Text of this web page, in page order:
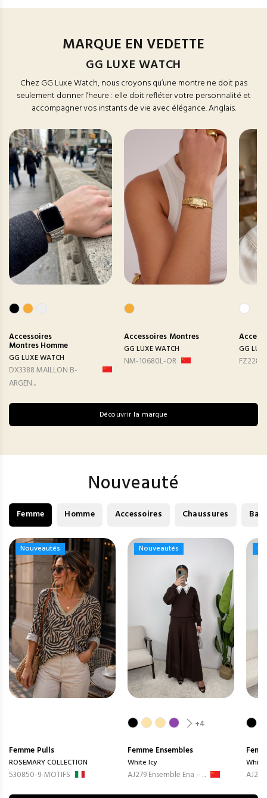
MARQUE EN VEDETTE
GG LUXE WATCH
Chez GG Luxe Watch, nous croyons qu’une montre ne doit pas
seulement donner l’heure : elle doit refléter votre personnalité et
accompagner vos instants de vie avec élégance. Anglais.
Accessoires
Montres Homme
GG LUXE WATCH
DX3388 MAILLON B-
ARGEN...
Accessoires Montres
GG LUXE WATCH
NM-10680L-OR
GG
FZ2282
Découvrir la marque
Nouveauté
Femme Homme Accessoires Chaussures
Nouveautés
Nouveautés
Femme Pulls
ROSEMARY COLLECTION
530850-9-MOTIFS
Nouveautés
Nouveautés
+4
Femme Ensembles
White Icy
AJ279 Ensemble Ena – ...
White